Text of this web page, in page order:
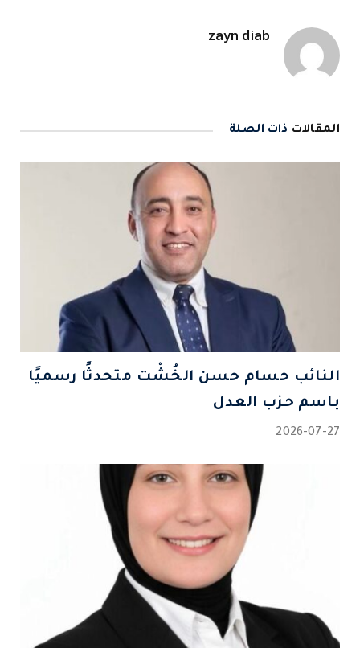
zayn diab
المقالات ذات الصلة
النائب حسام حسن الخُشْت متحدثًا رسميًا
باسم حزب العدل
2026-07-27